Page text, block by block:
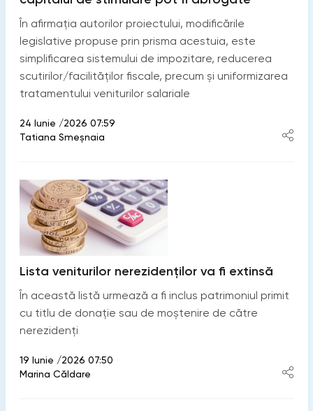
În afirmația autorilor proiectului, modificările
legislative propuse prin prisma acestuia, este
simplificarea sistemului de impozitare, reducerea
scutirilor/facilităților fiscale, precum și uniformizarea
tratamentului veniturilor salariale
24 Iunie /2026 07:59
Tatiana Smeșnaia
Lista veniturilor nerezidenților va fi extinsă
În această listă urmează a fi inclus patrimoniul primit
cu titlu de donaţie sau de moştenire de către
nerezidenți
19 Iunie /2026 07:50
Marina Căldare